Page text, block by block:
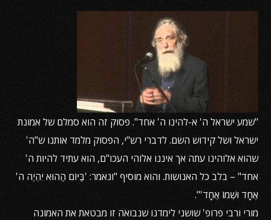
"שמע ישראל ה' א-להינו ה' אחד". פסוק זה הוא סמלם של אמונת
ישראל ושל קידוש השם. לדברי רש"י, הפסוק מלמד אותנו ש"ה'
שהוא אלוהינו עתה אך איננו אלוהי העכו"ם, הוא עתיד להיות ה'
אחד" – בלב כל האנושות. והוא מוסיף "ונאמר: 'בַּיּוֹם הַהוּא יִהְיֶה ה'
אֶחָד וּשְׁמוֹ אֶחָד'".
מורי ורבי פרופ' שושני לימדנו שנבואה זו מבטאת את האמונה